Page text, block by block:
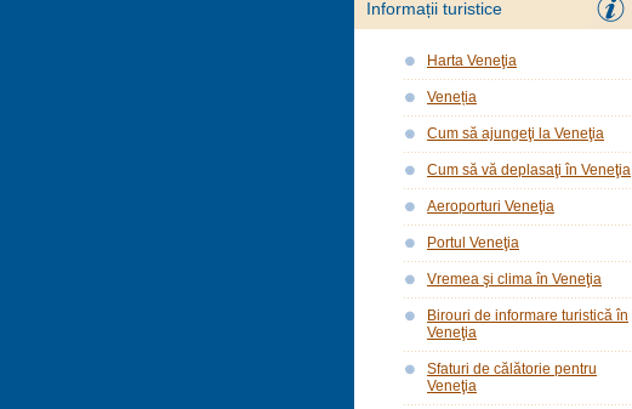
Informații turistice
Harta Veneţia
Veneția
Cum să ajungeţi la Veneţia
Cum să vă deplasaţi în Veneţia
Aeroporturi Veneţia
Portul Veneţia
Vremea şi clima în Veneţia
Birouri de informare turistică în
Veneţia
Sfaturi de călătorie pentru
Veneţia